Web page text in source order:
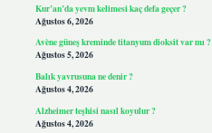
Kur’an’da yevm kelimesi kaç defa geçer ?
Ağustos 6, 2026
Avène güneş kreminde titanyum dioksit var mı ?
Ağustos 5, 2026
Balık yavrusuna ne denir ?
Ağustos 4, 2026
Alzheimer teşhisi nasıl koyulur ?
Ağustos 4, 2026